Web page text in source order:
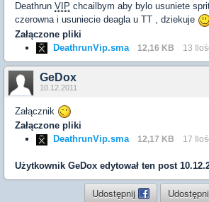
Deathrun VIP chcailbym aby bylo usuniete
czerowna i usuniecie deagla u TT , dziekuje
Załączone pliki
DeathrunVip.sma
12,16 KB 13
GeDox
10.12.2011
Załącznik
Załączone pliki
DeathrunVip.sma
12,17 KB 17
Użytkownik GeDox edytował ten post
Udostępnij